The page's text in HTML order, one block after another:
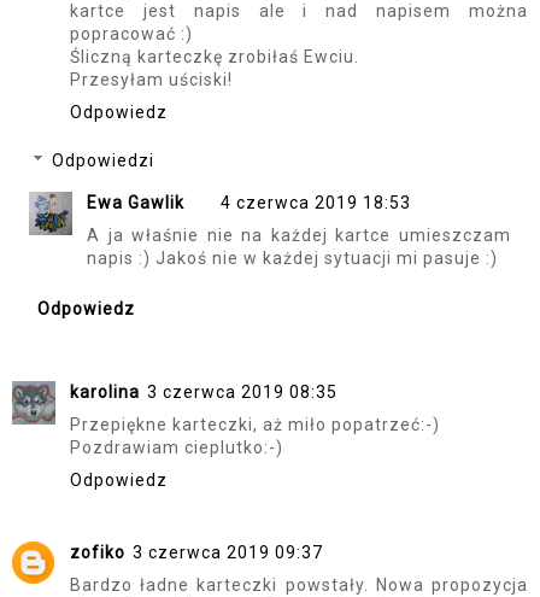
kartce jest napis ale i nad napisem można
popracować :)
Śliczną karteczkę zrobiłaś Ewciu.
Przesyłam uściski!
Odpowiedz
Odpowiedzi
Ewa Gawlik
4 czerwca 2019 18:53
A ja właśnie nie na każdej kartce umieszczam
napis :) Jakoś nie w każdej sytuacji mi pasuje :)
Odpowiedz
karolina 3 czerwca 2019 08:35
Przepiękne karteczki, aż miło popatrzeć:-)
Pozdrawiam cieplutko:-)
Odpowiedz
zofiko 3 czerwca 2019 09:37
Bardzo ładne karteczki powstały. Nowa propozycja